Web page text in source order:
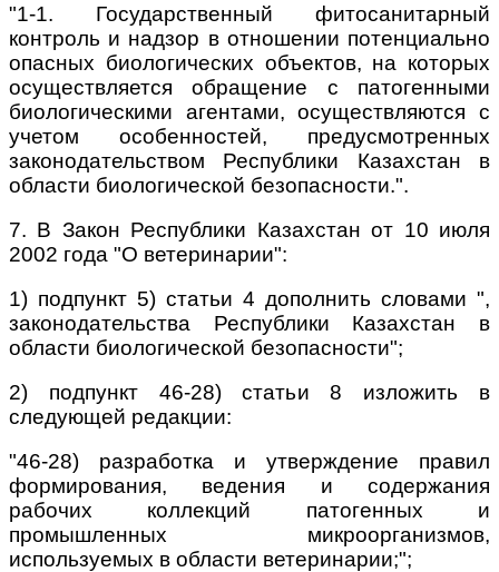
"1-1. Государственный фитосанитарный
контроль и надзор в отношении потенциально
опасных биологических объектов, на которых
осуществляется обращение с патогенными
биологическими агентами, осуществляются с
учетом особенностей, предусмотренных
законодательством Республики Казахстан в
области биологической безопасности.".
7. В Закон Республики Казахстан от 10 июля
2002 года "О ветеринарии":
1) подпункт 5) статьи 4 дополнить словами ",
законодательства Республики Казахстан в
области биологической безопасности";
2) подпункт 46-28) статьи 8 изложить в
следующей редакции:
"46-28) разработка и утверждение правил
формирования, ведения и содержания
рабочих коллекций патогенных и
промышленных микроорганизмов,
используемых в области ветеринарии;";